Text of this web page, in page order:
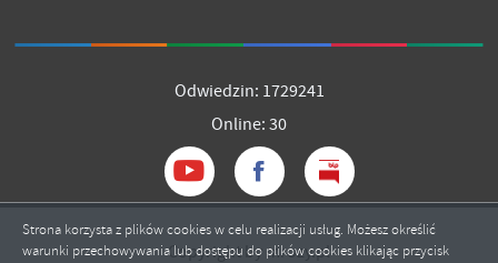
Odwiedzin: 1729241
Online: 30
Copyright by mrozy.pl
Strona korzysta z plików cookies w celu realizacji usług. Możesz określić
warunki przechowywania lub dostępu do plików cookies klikając przycisk